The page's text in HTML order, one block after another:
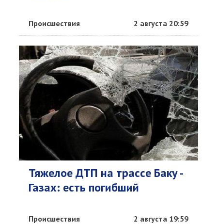
Происшествия 2 августа 20:59
Тяжелое ДТП на трассе Баку -
Газах: есть погибший
Происшествия 2 августа 19:59